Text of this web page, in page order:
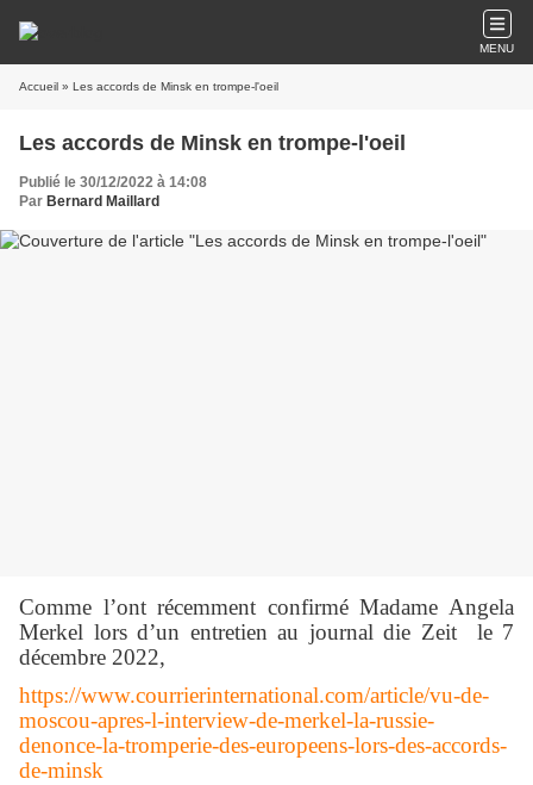
MENU
Accueil » Les accords de Minsk en trompe-l'oeil
Les accords de Minsk en trompe-l'oeil
Publié le 30/12/2022 à 14:08
Par Bernard Maillard
Comme l’ont récemment confirmé Madame Angela
Merkel lors d’un entretien au journal die Zeit le 7
décembre 2022,
https://www.courrierinternational.com/article/vu-de-
moscou-apres-l-interview-de-merkel-la-russie-
denonce-la-tromperie-des-europeens-lors-des-accords-
de-minsk